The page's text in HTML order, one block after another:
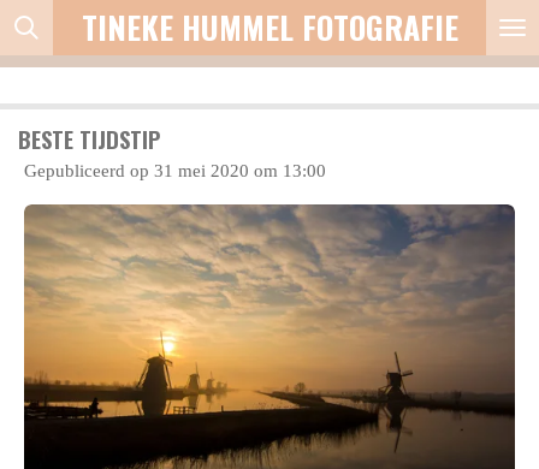
Ga
direct
de
hoofdinhoud
TINEKE HUMMEL FOTOGRAFIE
BESTE TIJDSTIP
Gepubliceerd op 31 mei 2020 om 13:00